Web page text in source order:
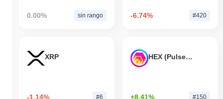
0.00% sin rango -6.74% #420
XRP
-1.14% #6
HEX (Pulsechain)
+8.41% #150